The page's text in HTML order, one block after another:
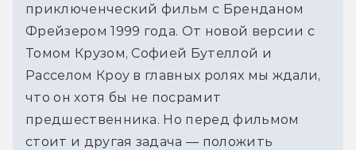
приключенческий фильм с Бренданом
Фрейзером 1999 года. От новой версии с
Томом Крузом, Софией Бутеллой и
Расселом Кроу в главных ролях мы ждали,
что он хотя бы не посрамит
предшественника. Но перед фильмом
стоит и другая задача — положить